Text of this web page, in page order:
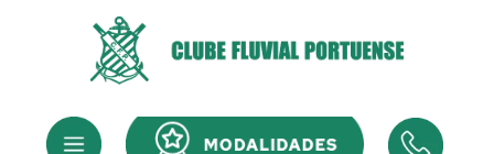
Menu Menu